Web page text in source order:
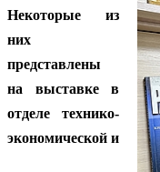
Некоторые из
них
представлены
на выставке в
отделе технико-
экономической и